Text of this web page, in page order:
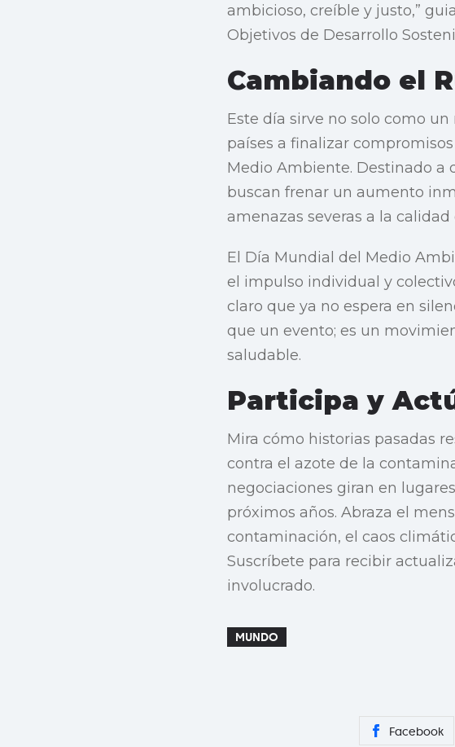
ambicioso, creíble y justo,”
Objetivos de Desarrollo
Cambiando el
Este día sirve no solo como
países a finalizar
Medio Ambiente. Destinado a
buscan frenar un aumento
amenazas severas a la
El Día Mundial del Medio
el impulso individual y
claro que ya no espera en
que un evento; es un
saludable.
Participa y
Mira cómo historias pasadas
contra el azote de la
negociaciones giran en
próximos años. Abraza el
contaminación, el caos
Suscríbete para recibir
involucrado.
MUNDO
Facebook